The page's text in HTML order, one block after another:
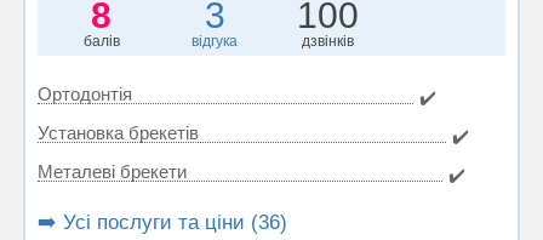
8
балів
3
відгука
100
дзвінків
Ортодонтія
✔️
Установка брекетів
✔️
Металеві брекети
✔️
➡️ Усі послуги та ціни (36)